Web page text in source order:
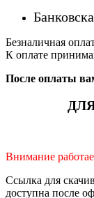
Безналичная
К оплате
После оплаты
Внимание
Ссылка для
доступна после